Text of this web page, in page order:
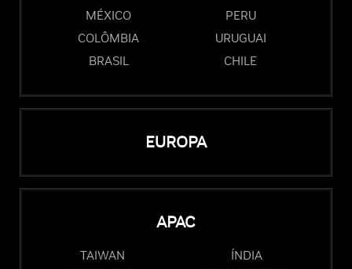
MÉXICO
PERU
COLÔMBIA
URUGUAI
BRASIL
CHILE
EUROPA
APAC
TAIWAN
ÍNDIA